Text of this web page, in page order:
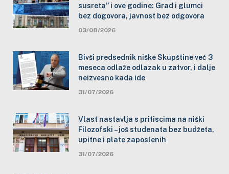
susreta” i ove godine: Grad i glumci
bez dogovora, javnost bez odgovora
03/08/2026
Bivši predsednik niške Skupštine već 3
meseca odlaže odlazak u zatvor, i dalje
neizvesno kada ide
31/07/2026
Vlast nastavlja s pritiscima na niški
Filozofski – još studenata bez budžeta,
upitne i plate zaposlenih
31/07/2026